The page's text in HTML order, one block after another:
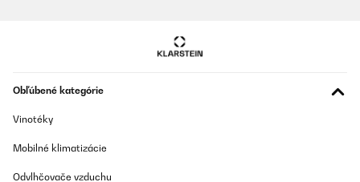
Obľúbené kategórie
Vinotéky
Mobilné klimatizácie
Odvlhčovače vzduchu